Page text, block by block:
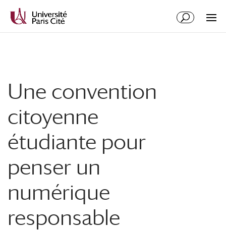
contenu
Une convention
citoyenne
étudiante pour
penser un
numérique
responsable